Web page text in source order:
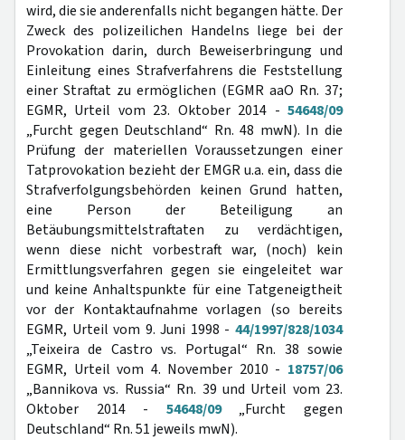
wird, die sie anderenfalls nicht begangen hätte. Der
Zweck des polizeilichen Handelns liege bei der
Provokation darin, durch Beweiserbringung und
Einleitung eines Strafverfahrens die Feststellung
einer Straftat zu ermöglichen (EGMR aaO Rn. 37;
EGMR, Urteil vom 23. Oktober 2014 - 54648/09
„Furcht gegen Deutschland“ Rn. 48 mwN). In die
Prüfung der materiellen Voraussetzungen einer
Tatprovokation bezieht der EMGR u.a. ein, dass die
Strafverfolgungsbehörden keinen Grund hatten,
eine Person der Beteiligung an
Betäubungsmittelstraftaten zu verdächtigen,
wenn diese nicht vorbestraft war, (noch) kein
Ermittlungsverfahren gegen sie eingeleitet war
und keine Anhaltspunkte für eine Tatgeneigtheit
vor der Kontaktaufnahme vorlagen (so bereits
EGMR, Urteil vom 9. Juni 1998 - 44/1997/828/1034
„Teixeira de Castro vs. Portugal“ Rn. 38 sowie
EGMR, Urteil vom 4. November 2010 - 18757/06
„Bannikova vs. Russia“ Rn. 39 und Urteil vom 23.
Oktober 2014 - 54648/09„Furcht gegen
Deutschland“ Rn. 51 jeweils mwN).